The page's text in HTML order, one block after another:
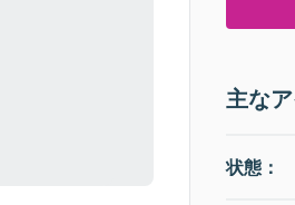
主な
状態：